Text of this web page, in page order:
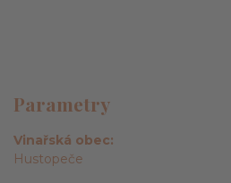
Parametry
Vinařská obec
Hustopeče